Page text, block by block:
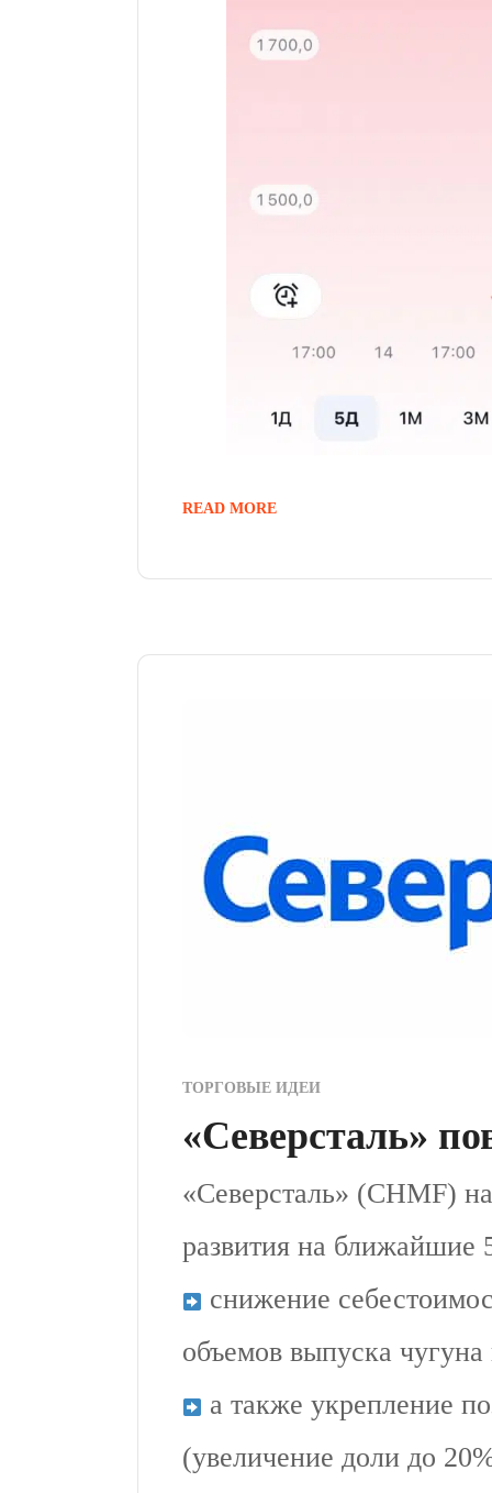
READ MORE
ТОРГОВЫЕ ИДЕИ
«Северсталь»
«Северсталь» (CHMF)
развития на ближайшие
снижение
объемов выпуска чугуна
а также укрепление
(увеличение доли до